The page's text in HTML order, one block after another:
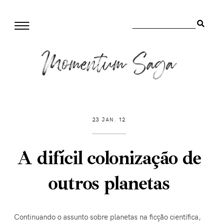
23 JAN. 12
A difícil colonização de
outros planetas
Continuando o assunto sobre planetas na ficção científica,